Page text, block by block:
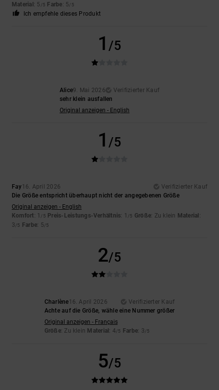
Material: 5 /5 Farbe: 5/5
Ich empfehle dieses Produkt
1 /5
Alice9. Mai 2026
Verifizierter Kauf
sehr klein ausfallen
Original anzeigen - English
1 /5
Fay16. April 2026
Verifizierter Kauf
Die Größe entspricht überhaupt nicht der angegebenen Größe
Original anzeigen - English
Komfort: 1 /5 Preis-Leistungs-Verhältnis: 1 /5 Größe: Zu klein Material :
3/5 Farbe: 5/5
2/5
Charlène16. April 2026
Verifizierter Kauf
Achte auf die Größe, wähle eine Nummer größer
Original anzeigen - Français
Größe: Zu klein Material: 4/5 Farbe: 3/5
5/5